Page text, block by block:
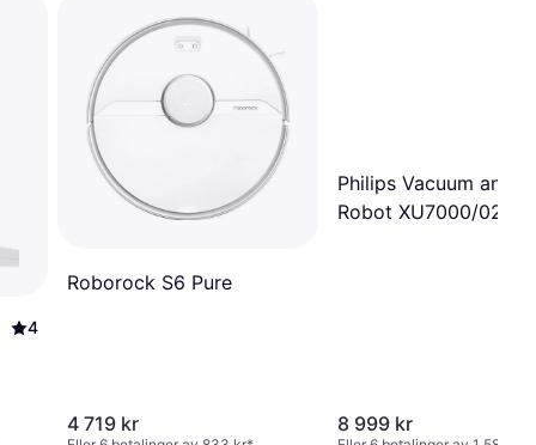
4
Roborock S6 Pure
4 719 kr
Philips Vacuum and
Robot XU7000/02
8 999 kr